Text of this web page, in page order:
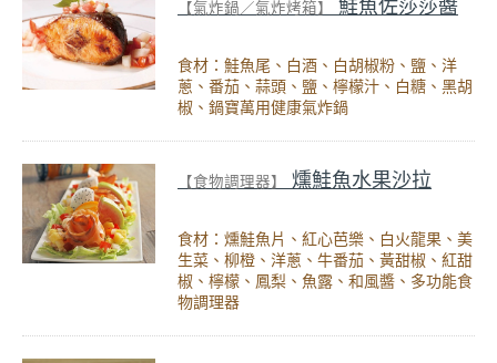
【氣炸鍋／氣炸烤箱】 鮭魚佐莎莎醬
食材：鮭魚尾、白酒、白胡椒粉、鹽、洋
蔥、番茄、蒜頭、鹽、檸檬汁、白糖、黑胡
椒、鍋寶萬用健康氣炸鍋
【食物調理器】 燻鮭魚水果沙拉
食材：燻鮭魚片、紅心芭樂、白火龍果、美
生菜、柳橙、洋蔥、牛番茄、黃甜椒、紅甜
椒、檸檬、鳳梨、魚露、和風醬、多功能食
物調理器